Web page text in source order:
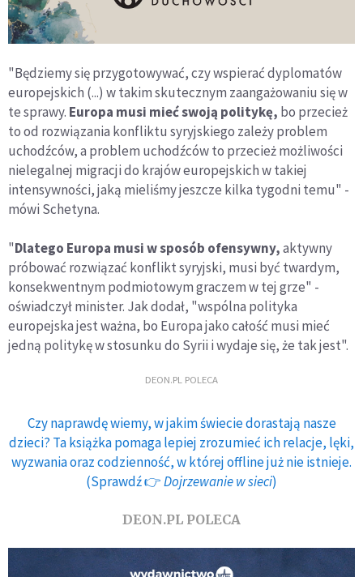
"Będziemy się przygotowywać, czy wspierać dyplomatów
europejskich (...) w takim skutecznym zaangażowaniu się w
te sprawy. Europa musi mieć swoją politykę, bo przecież
to od rozwiązania konfliktu syryjskiego zależy problem
uchodźców, a problem uchodźców to przecież możliwości
nielegalnej migracji do krajów europejskich w takiej
intensywności, jaką mieliśmy jeszcze kilka tygodni temu" -
mówi Schetyna.
"Dlatego Europa musi w sposób ofensywny,aktywny
próbować rozwiązać konflikt syryjski, musi być twardym,
konsekwentnym podmiotowym graczem w tej grze" -
oświadczył minister. Jak dodał, "wspólna polityka
europejska jest ważna, bo Europa jako całość musi mieć
jedną politykę w stosunku do Syrii i wydaje się, że tak jest".
DEON.PL POLECA
Czy naprawdę wiemy, w jakim świecie dorastają nasze
dzieci? Ta książka pomaga lepiej zrozumieć ich relacje, lęki,
wyzwania oraz codzienność, w której offline już nie istnieje.
(Sprawdź 👉Dojrzewanie w sieci)
DEON.PL POLECA